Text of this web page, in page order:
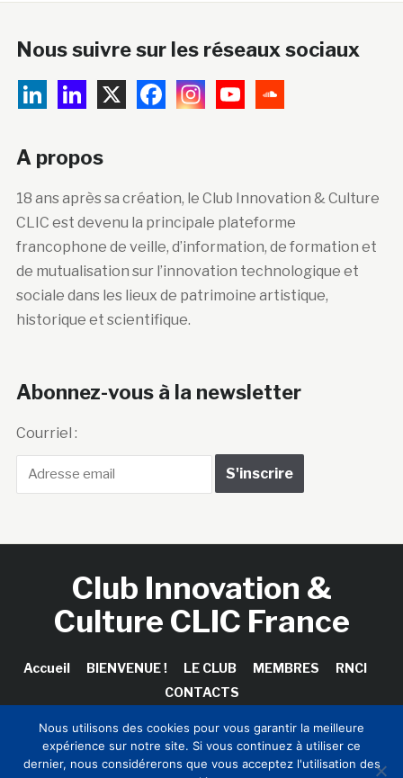
Nous suivre sur les réseaux sociaux
A propos
18 ans après sa création, le Club Innovation & Culture
CLIC est devenu la principale plateforme
francophone de veille, d’information, de formation et
de mutualisation sur l’innovation technologique et
sociale dans les lieux de patrimoine artistique,
historique et scientifique.
Abonnez-vous à la newsletter
Courriel :
Club Innovation &
Culture CLIC France
Accueil BIENVENUE ! LE CLUB MEMBRES
RNCI
CONTACTS
Copyright © 2026 Club Innovation & Culture CLIC France /
Nous utilisons des cookies pour vous garantir la meilleure
expérience sur notre site. Si vous continuez à utiliser ce
dernier, nous considérerons que vous acceptez l'utilisation des